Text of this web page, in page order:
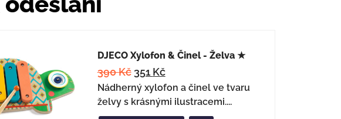
DJECO Xylofon & Činel - Želva ★
390Kč 351 Kč
Nádherný xylofon a činel ve tvaru
želvy s krásnými ilustracemi....